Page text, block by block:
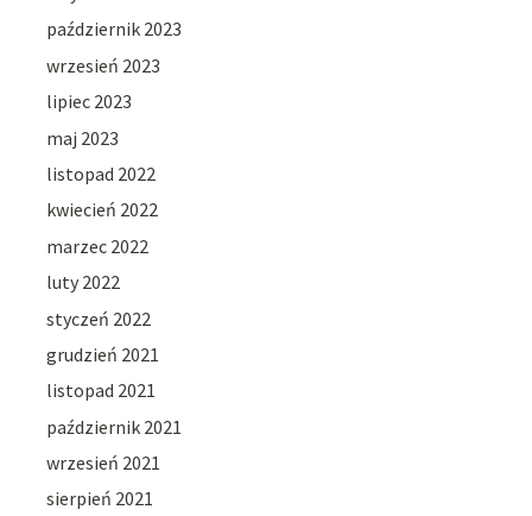
październik 2023
wrzesień 2023
lipiec 2023
maj 2023
listopad 2022
kwiecień 2022
marzec 2022
luty 2022
styczeń 2022
grudzień 2021
listopad 2021
październik 2021
wrzesień 2021
sierpień 2021